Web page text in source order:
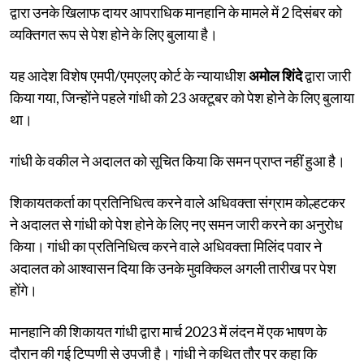
द्वारा उनके खिलाफ दायर आपराधिक मानहानि के मामले में 2 दिसंबर को
व्यक्तिगत रूप से पेश होने के लिए बुलाया है।
यह आदेश विशेष एमपी/एमएलए कोर्ट के न्यायाधीशअमोल शिंदेद्वारा जारी
किया गया, जिन्होंने पहले गांधी को 23 अक्टूबर को पेश होने के लिए बुलाया
था।
गांधी के वकील ने अदालत को सूचित किया कि समन प्राप्त नहीं हुआ है।
शिकायतकर्ता का प्रतिनिधित्व करने वाले अधिवक्ता संग्राम कोल्हटकर
ने अदालत से गांधी को पेश होने के लिए नए समन जारी करने का अनुरोध
किया। गांधी का प्रतिनिधित्व करने वाले अधिवक्ता मिलिंद पवार ने
अदालत को आश्वासन दिया कि उनके मुवक्किल अगली तारीख पर पेश
होंगे।
मानहानि की शिकायत गांधी द्वारा मार्च 2023 में लंदन में एक भाषण के
दौरान की गई टिप्पणी से उपजी है। गांधी ने कथित तौर पर कहा कि